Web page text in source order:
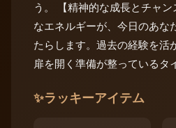
う。 【精神的な成長とチャン
なエネルギーが、今日のあな
たらします。過去の経験を活
扉を開く準備が整っているタ
✨ラッキーアイテム